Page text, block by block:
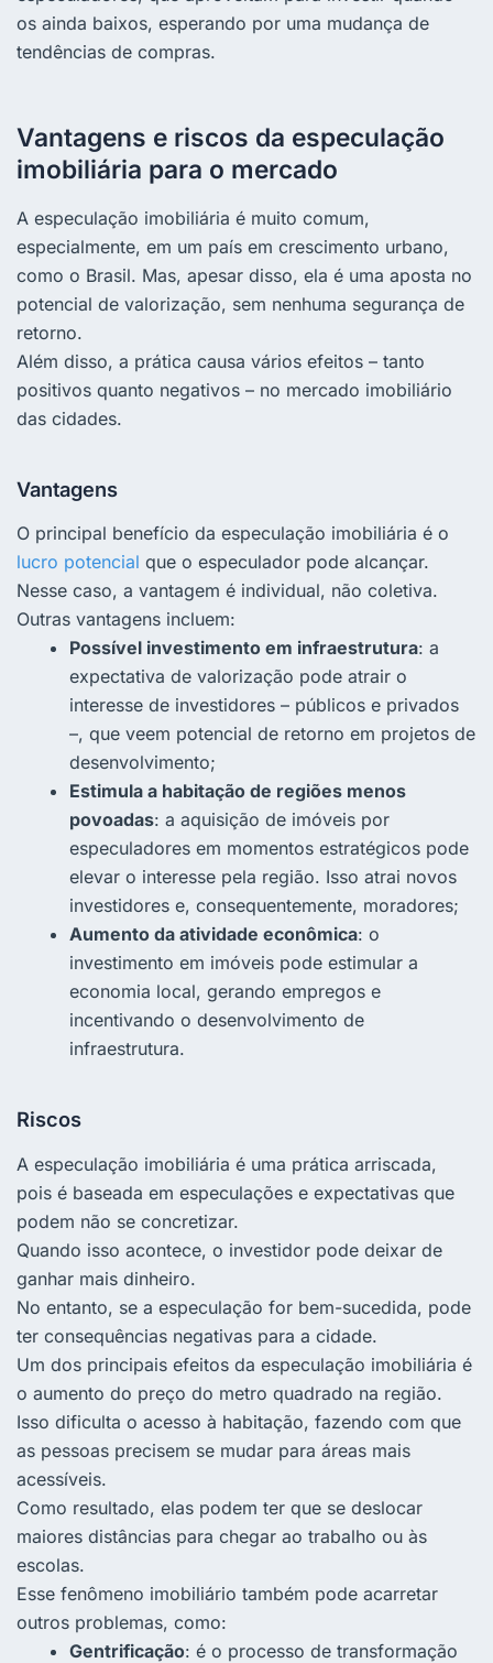
os ainda baixos, esperando por uma mudança de
tendências de compras.
Vantagens e riscos da especulação
imobiliária para o mercado
A especulação imobiliária é muito comum,
especialmente, em um país em crescimento urbano,
como o Brasil. Mas, apesar disso, ela é uma aposta no
potencial de valorização, sem nenhuma segurança de
retorno.
Além disso, a prática causa vários efeitos – tanto
positivos quanto negativos – no mercado imobiliário
das cidades.
Vantagens
O principal benefício da especulação imobiliária é o
lucro potencial que o especulador pode alcançar.
Nesse caso, a vantagem é individual, não coletiva.
Outras vantagens incluem:
Possível investimento em infraestrutura: a
expectativa de valorização pode atrair o
interesse de investidores – públicos e privados
–, que veem potencial de retorno em projetos de
desenvolvimento;
Estimula a habitação de regiões menos
povoadas: a aquisição de imóveis por
especuladores em momentos estratégicos pode
elevar o interesse pela região. Isso atrai novos
investidores e, consequentemente, moradores;
Aumento da atividade econômica: o
investimento em imóveis pode estimular a
economia local, gerando empregos e
incentivando o desenvolvimento de
infraestrutura.
Riscos
A especulação imobiliária é uma prática arriscada,
pois é baseada em especulações e expectativas que
podem não se concretizar.
Quando isso acontece, o investidor pode deixar de
ganhar mais dinheiro.
No entanto, se a especulação for bem-sucedida, pode
ter consequências negativas para a cidade.
Um dos principais efeitos da especulação imobiliária é
o aumento do preço do metro quadrado na região.
Isso dificulta o acesso à habitação, fazendo com que
as pessoas precisem se mudar para áreas mais
acessíveis.
Como resultado, elas podem ter que se deslocar
maiores distâncias para chegar ao trabalho ou às
escolas.
Esse fenômeno imobiliário também pode acarretar
outros problemas, como:
Gentrificação: é o processo de transformação